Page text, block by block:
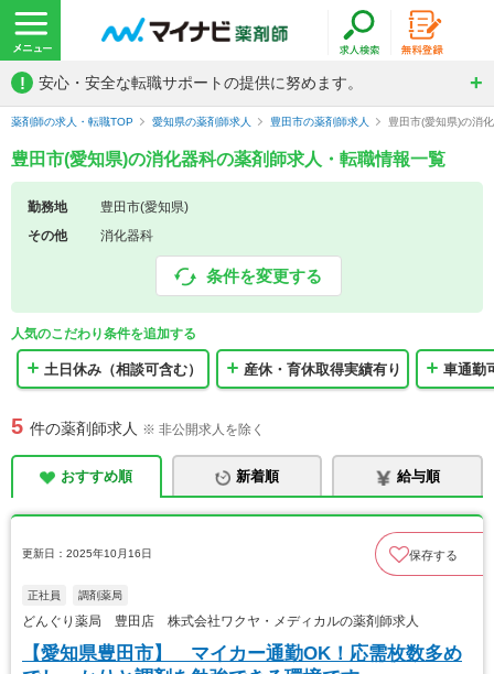
! 安心・安全な転職サポートの提供に努めます。
薬剤師の求人・転職TOP 愛知県の薬剤師求人 豊田市の薬剤師求人 豊田市(愛知県)の消
豊田市(愛知県)の消化器科の薬剤師求人・転職情報一覧
勤務地
豊田市(愛知県)
その他
消化器科
条件を変更する
人気のこだわり条件を追加する
土日休み（相談可含む） 産休・育休取得実績有り 車通勤
5 件の薬剤師求人 ※ 非公開求人を除く
おすすめ順 新着順 給与順
更新日：2025年10月16日 保存する
正社員 調剤薬局
どんぐり薬局 豊田店 株式会社ワクヤ・メディカルの薬剤師求人
【愛知県豊田市】 マイカー通勤OK！応需枚数多め